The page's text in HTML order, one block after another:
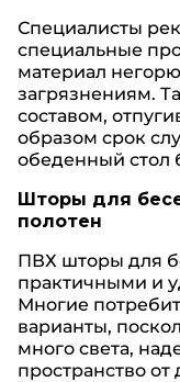
Специалисты
специальные
материал
загрязнениям.
составом,
образом срок
обеденный стол
Шторы для
полотен
ПВХ шторы для
практичными и
Многие
варианты,
много света,
пространство